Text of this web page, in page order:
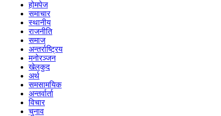
होमपेज
समाचार
स्थानीय
राजनीति
समाज
अन्तर्राष्ट्रिय
मनोरञ्जन
खेलकुद
अर्थ
समसामयिक
अन्तर्वार्ता
विचार
चुनाव